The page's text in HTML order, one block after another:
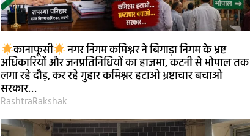
कानाफूसी नगर निगम कमिश्नर ने बिगाड़ा निगम के भ्रष्ट
अधिकारियों और जनप्रतिनिधियों का हाजमा, कटनी से भोपाल तक
लगा रहे दौड़, कर रहे गुहार कमिश्नर हटाओ भ्रष्टाचार बचाओ
सरकार…
RashtraRakshak